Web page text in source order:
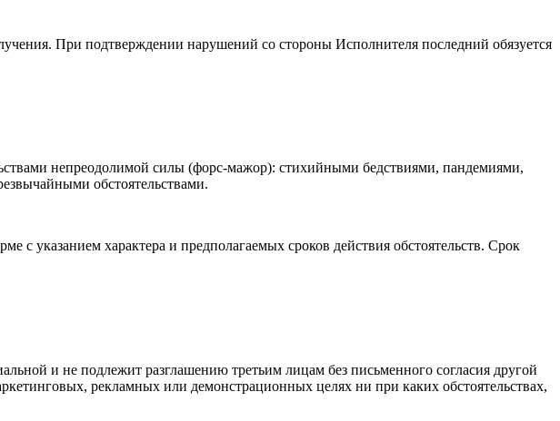
При подтверждении нарушений со стороны Исполнителя последний обязуется
непреодолимой силы (форс-мажор): стихийными бедствиями, пандемиями,
обстоятельствами.
указанием характера и предполагаемых сроков действия обстоятельств. Срок
и не подлежит разглашению третьим лицам без письменного согласия другой
рекламных или демонстрационных целях ни при каких обстоятельствах,